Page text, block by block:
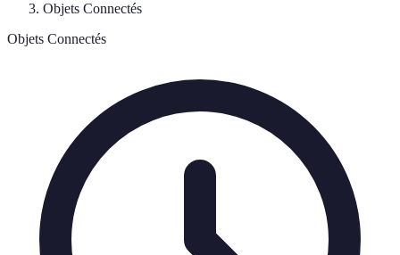
Objets Connectés
Objets Connectés